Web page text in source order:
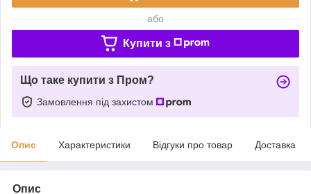
або
Купити з
Що таке купити з Пром?
Замовлення під захистом
Опис Характеристики Відгуки про товар Доставка
Опис